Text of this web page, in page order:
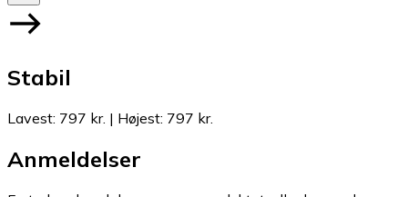
Stabil
Lavest: 797 kr. | Højest: 797 kr.
Anmeldelser